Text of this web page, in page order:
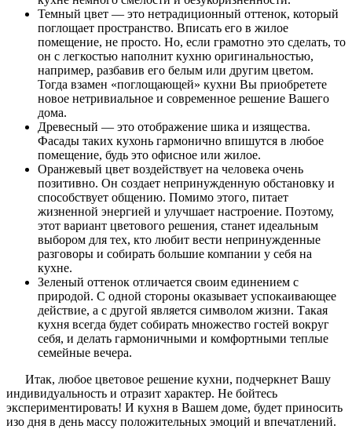
Темный цвет — это нетрадиционный оттенок, который
поглощает пространство. Вписать его в жилое
помещение, не просто. Но, если грамотно это сделать, то
он с легкостью наполнит кухню оригинальностью,
например, разбавив его белым или другим цветом.
Тогда взамен «поглощающей» кухни Вы приобретете
новое нетривиальное и современное решение Вашего
дома.
Древесный — это отображение шика и изящества.
Фасады таких кухонь гармонично впишутся в любое
помещение, будь это офисное или жилое.
Оранжевый цвет воздействует на человека очень
позитивно. Он создает непринужденную обстановку и
способствует общению. Помимо этого, питает
жизненной энергией и улучшает настроение. Поэтому,
этот вариант цветового решения, станет идеальным
выбором для тех, кто любит вести непринужденные
разговоры и собирать большие компании у себя на
кухне.
Зеленый оттенок отличается своим единением с
природой. С одной стороны оказывает успокаивающее
действие, а с другой является символом жизни. Такая
кухня всегда будет собирать множество гостей вокруг
себя, и делать гармоничными и комфортными теплые
семейные вечера.
Итак, любое цветовое решение кухни, подчеркнет Вашу
индивидуальность и отразит характер. Не бойтесь
экспериментировать! И кухня в Вашем доме, будет приносить
изо дня в день массу положительных эмоций и впечатлений.